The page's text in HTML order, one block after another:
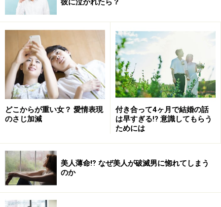
い。
どこからが重い女？ 愛情表現
のさじ加減
付き合って4ヶ月で結婚の話
は早すぎる!? 意識してもらう
ためには
美人薄命⁉ なぜ美人が破滅男に惚れてしまう
のか